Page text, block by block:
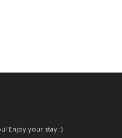
Enjoy your stay :)